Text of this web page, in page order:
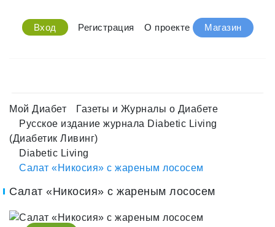
Вход Регистрация О проекте Магазин
Мой Диабет
Газеты и Журналы о Диабете
Русское издание журнала Diabetic Living
(Диабетик Ливинг)
Diabetic Living
Салат «Никосия» с жареным лососем
Салат «Никосия» с жареным лососем